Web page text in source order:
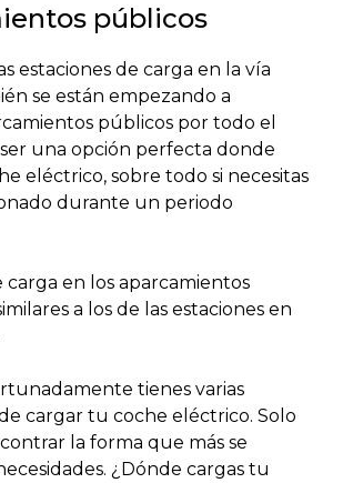
públicos
estaciones de carga en la vía
se están empezando a
públicos por todo el
una opción perfecta donde
eléctrico, sobre todo si necesitas
durante un periodo
carga en los aparcamientos
a los de las estaciones en
tienes varias
cargar tu coche eléctrico. Solo
la forma que más se
¿Dónde cargas tu